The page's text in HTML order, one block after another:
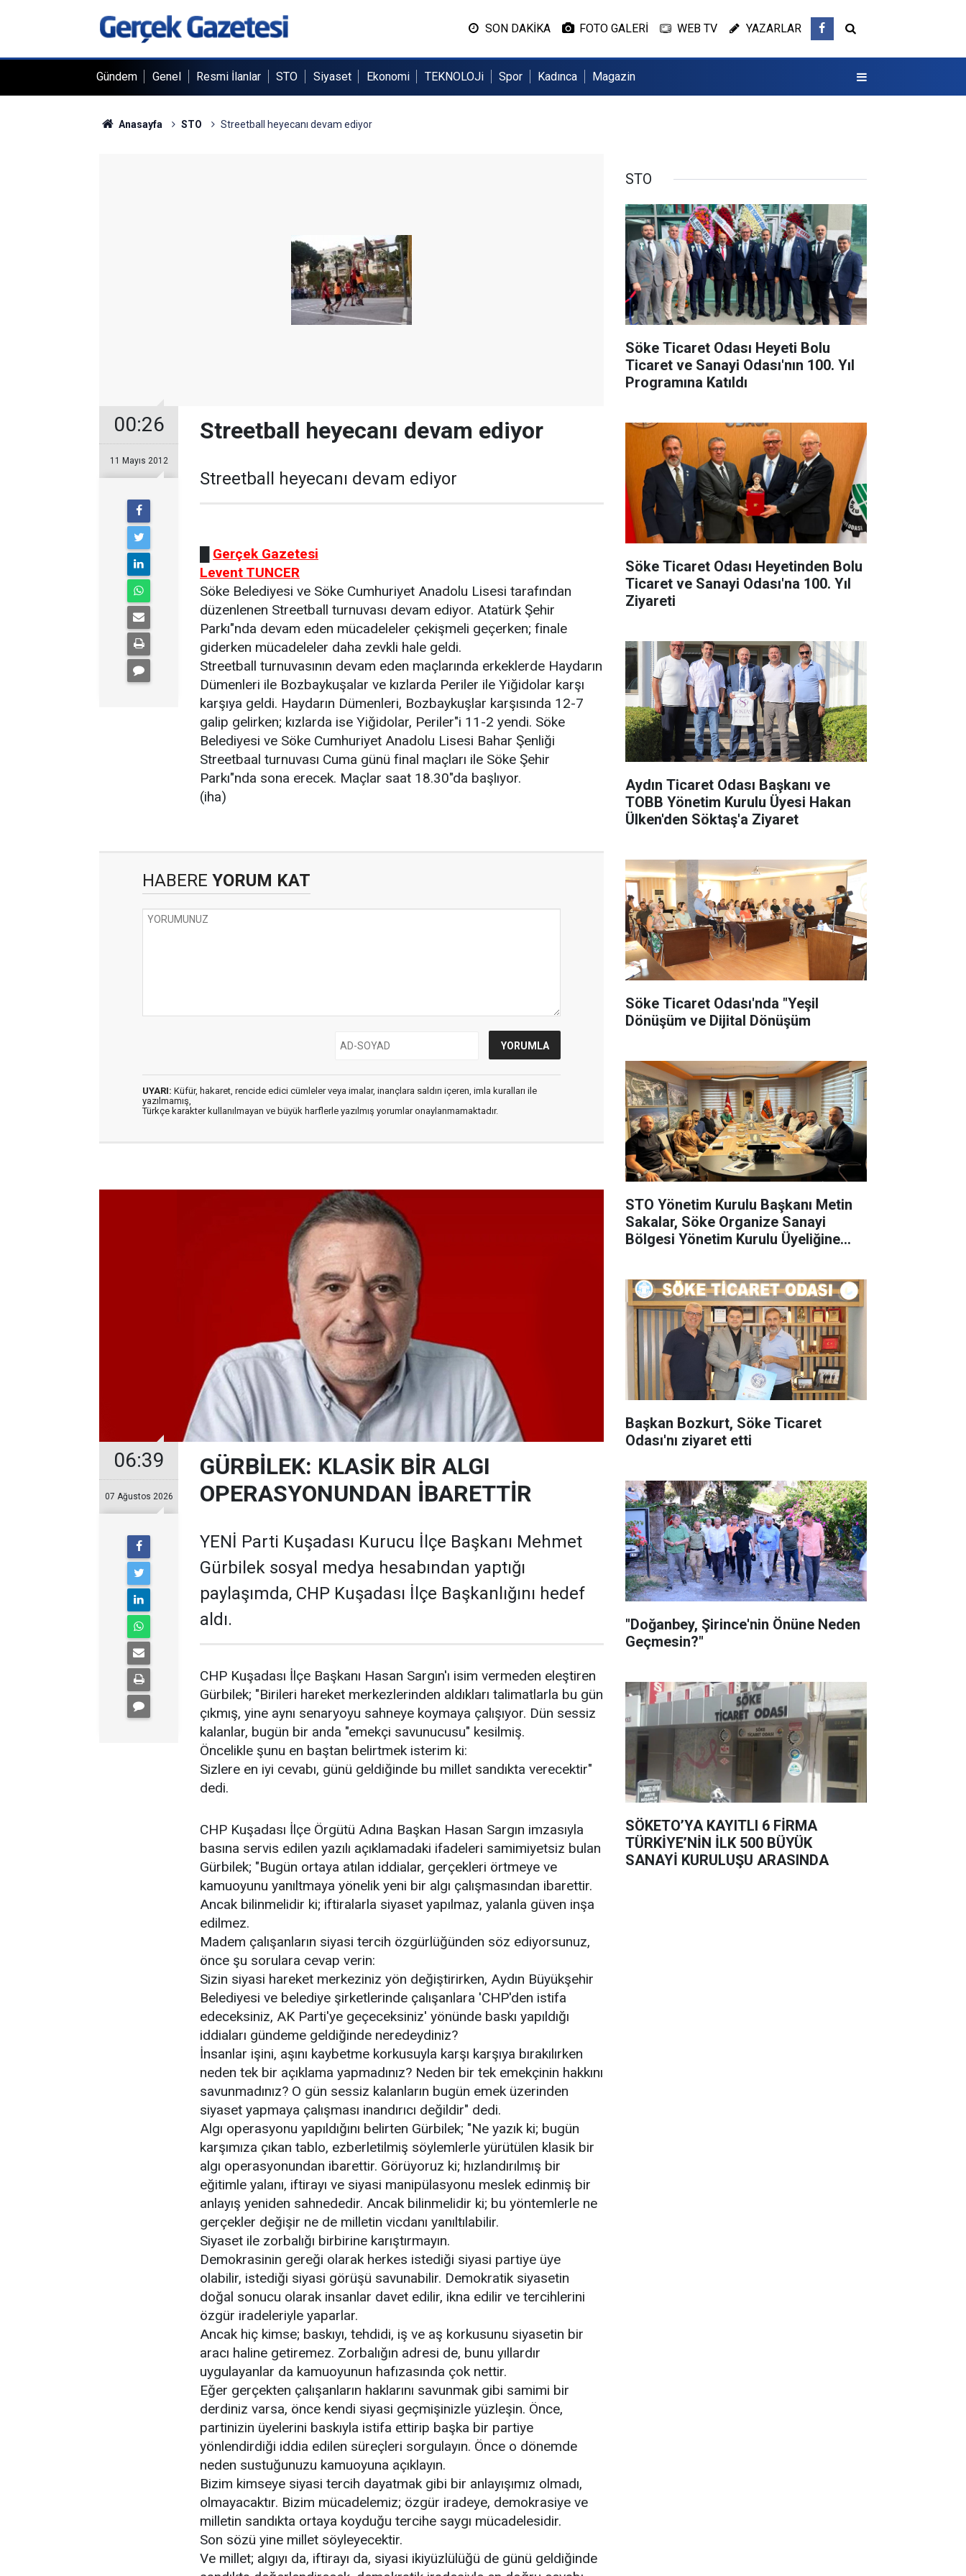
SON DAKİKA FOTO GALERİ WEB TV YAZARLAR
Gündem Genel Resmi İlanlar STO Siyaset Ekonomi TEKNOLOJi Spor Kadınca Magazin
Anasayfa STO Streetball heyecanı devam ediyor
00:26
11 Mayıs 2012
Streetball heyecanı devam ediyor
Streetball heyecanı devam ediyor
Gerçek Gazetesi
Levent TUNCER
Söke Belediyesi ve Söke Cumhuriyet Anadolu Lisesi tarafından
düzenlenen Streetball turnuvası devam ediyor. Atatürk Şehir
Parkı"nda devam eden mücadeleler çekişmeli geçerken; finale
giderken mücadeleler daha zevkli hale geldi.
Streetball turnuvasının devam eden maçlarında erkeklerde Haydarın
Dümenleri ile Bozbaykuşalar ve kızlarda Periler ile Yiğidolar karşı
karşıya geldi. Haydarın Dümenleri, Bozbaykuşlar karşısında 12-7
galip gelirken; kızlarda ise Yiğidolar, Periler"i 11-2 yendi. Söke
Belediyesi ve Söke Cumhuriyet Anadolu Lisesi Bahar Şenliği
Streetbaal turnuvası Cuma günü final maçları ile Söke Şehir
Parkı"nda sona erecek. Maçlar saat 18.30"da başlıyor.
(iha)
HABERE YORUM KAT
UYARI: Küfür, hakaret, rencide edici cümleler veya imalar, inançlara saldırı içeren, imla kuralları ile
yazılmamış,
Türkçe karakter kullanılmayan ve büyük harflerle yazılmış yorumlar onaylanmamaktadır.
06:39
07 Ağustos 2026
GÜRBİLEK: KLASİK BİR ALGI
OPERASYONUNDAN İBARETTİR
YENİ Parti Kuşadası Kurucu İlçe Başkanı Mehmet
Gürbilek sosyal medya hesabından yaptığı
paylaşımda, CHP Kuşadası İlçe Başkanlığını hedef
aldı.
CHP Kuşadası İlçe Başkanı Hasan Sargın'ı isim vermeden eleştiren
Gürbilek; "Birileri hareket merkezlerinden aldıkları talimatlarla bu gün
çıkmış, yine aynı senaryoyu sahneye koymaya çalışıyor. Dün sessiz
kalanlar, bugün bir anda "emekçi savunucusu" kesilmiş.
Öncelikle şunu en baştan belirtmek isterim ki:
Sizlere en iyi cevabı, günü geldiğinde bu millet sandıkta verecektir"
dedi.
CHP Kuşadası İlçe Örgütü Adına Başkan Hasan Sargın imzasıyla
basına servis edilen yazılı açıklamadaki ifadeleri samimiyetsiz bulan
Gürbilek; "Bugün ortaya atılan iddialar, gerçekleri örtmeye ve
kamuoyunu yanıltmaya yönelik yeni bir algı çalışmasından ibarettir.
Ancak bilinmelidir ki; iftiralarla siyaset yapılmaz, yalanla güven inşa
edilmez.
Madem çalışanların siyasi tercih özgürlüğünden söz ediyorsunuz,
önce şu sorulara cevap verin:
Sizin siyasi hareket merkeziniz yön değiştirirken, Aydın Büyükşehir
Belediyesi ve belediye şirketlerinde çalışanlara 'CHP'den istifa
edeceksiniz, AK Parti'ye geçeceksiniz' yönünde baskı yapıldığı
iddiaları gündeme geldiğinde neredeydiniz?
İnsanlar işini, aşını kaybetme korkusuyla karşı karşıya bırakılırken
neden tek bir açıklama yapmadınız? Neden bir tek emekçinin hakkını
savunmadınız? O gün sessiz kalanların bugün emek üzerinden
siyaset yapmaya çalışması inandırıcı değildir" dedi.
Algı operasyonu yapıldığını belirten Gürbilek; "Ne yazık ki; bugün
karşımıza çıkan tablo, ezberletilmiş söylemlerle yürütülen klasik bir
algı operasyonundan ibarettir. Görüyoruz ki; hızlandırılmış bir
eğitimle yalanı, iftirayı ve siyasi manipülasyonu meslek edinmiş bir
anlayış yeniden sahnededir. Ancak bilinmelidir ki; bu yöntemlerle ne
gerçekler değişir ne de milletin vicdanı yanıltılabilir.
Siyaset ile zorbalığı birbirine karıştırmayın.
Demokrasinin gereği olarak herkes istediği siyasi partiye üye
olabilir, istediği siyasi görüşü savunabilir. Demokratik siyasetin
doğal sonucu olarak insanlar davet edilir, ikna edilir ve tercihlerini
özgür iradeleriyle yaparlar.
Ancak hiç kimse; baskıyı, tehdidi, iş ve aş korkusunu siyasetin bir
aracı haline getiremez. Zorbalığın adresi de, bunu yıllardır
uygulayanlar da kamuoyunun hafızasında çok nettir.
Eğer gerçekten çalışanların haklarını savunmak gibi samimi bir
derdiniz varsa, önce kendi siyasi geçmişinizle yüzleşin. Önce,
partinizin üyelerini baskıyla istifa ettirip başka bir partiye
yönlendirdiği iddia edilen süreçleri sorgulayın. Önce o dönemde
neden sustuğunuzu kamuoyuna açıklayın.
Bizim kimseye siyasi tercih dayatmak gibi bir anlayışımız olmadı,
olmayacaktır. Bizim mücadelemiz; özgür iradeye, demokrasiye ve
milletin sandıkta ortaya koyduğu tercihe saygı mücadelesidir.
Son sözü yine millet söyleyecektir.
Ve millet; algıyı da, iftirayı da, siyasi ikiyüzlülüğü de günü geldiğinde
STO
Söke Ticaret Odası Heyeti Bolu
Ticaret ve Sanayi Odası'nın 100. Yıl
Programına Katıldı
Söke Ticaret Odası Heyetinden Bolu
Ticaret ve Sanayi Odası'na 100. Yıl
Ziyareti
Aydın Ticaret Odası Başkanı ve
TOBB Yönetim Kurulu Üyesi Hakan
Ülken'den Söktaş'a Ziyaret
Söke Ticaret Odası'nda "Yeşil
Dönüşüm ve Dijital Dönüşüm
STO Yönetim Kurulu Başkanı Metin
Sakalar, Söke Organize Sanayi
Bölgesi Yönetim Kurulu Üyeliğine
Başkan Bozkurt, Söke Ticaret
Odası'nı ziyaret etti
"Doğanbey, Şirince'nin Önüne Neden
Geçmesin?"
SÖKETO’YA KAYITLI 6 FİRMA
TÜRKİYE’NİN İLK 500 BÜYÜK
SANAYİ KURULUŞU ARASINDA